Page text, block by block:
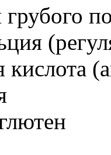
грубого
кислота